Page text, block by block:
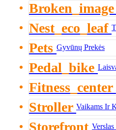
Broken_image
Nest_eco_leaf
Pets Gyvūnų Prekės
Pedal_bike
Fitness_center
Stroller Vaikams Ir
Storefront